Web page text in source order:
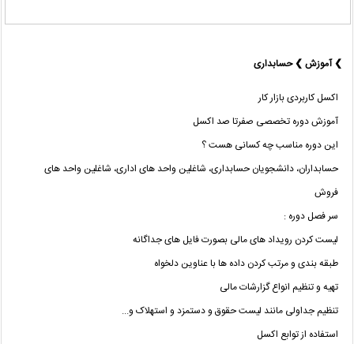
❯ آموزش ❯ حسابداری
اکسل کاربردی بازار کار
آموزش دوره تخصصی صفرتا صد اکسل
این دوره مناسب چه کسانی هست ؟
حسابداران، دانشجویان حسابداری، شاغلین واحد های اداری، شاغلین واحد های
فروش
سر فصل دوره :
لیست کردن رویداد های مالی بصورت فایل های جداگانه
طبقه بندی و مرتب کردن داده ها با عناوین دلخواه
تهیه و تنظیم انواع گزارشات مالی
تنظیم جداولی مانند لیست حقوق و دستمزد و استهلاک و...
استفاده از توابع اکسل